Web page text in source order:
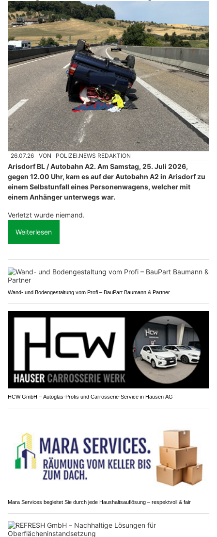
26.07.26 VON POLIZEI.NEWS REDAKTION
Arisdorf BL / Autobahn A2. Am Samstag, 25. Juli 2026,
gegen 12.00 Uhr, kam es auf der Autobahn A2 in Arisdorf zu
einem Selbstunfall eines Personenwagens, welcher mit
einem Anhänger unterwegs war.
Verletzt wurde niemand.
Weiterlesen
Wand- und Bodengestaltung vom Profi – BauPart Baumann & Partner
HCW GmbH – Autoglas‑Profis und Carrosserie‑Service in Hausen AG
Mara Services begleitet Sie durch jede Haushaltsauflösung – respektvoll & fair